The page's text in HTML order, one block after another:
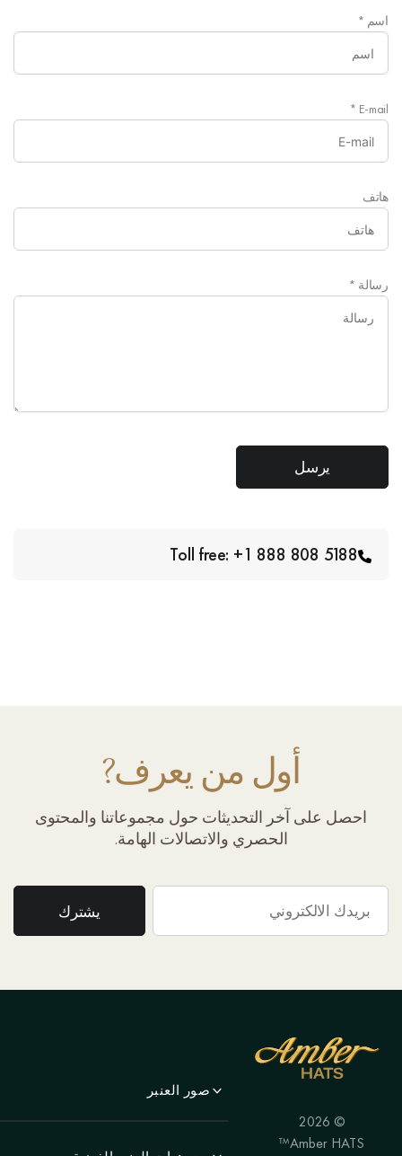
اسم *
E-mail
*
هاتف
رسالة *
Toll free: +1 888 808 5188
أول من يعرف?
احصل على آخر التحديثات حول مجموعاتنا والمحتوى
الحصري والاتصالات الهامة.
© 2026
Amber HATS™
صور العنبر
لَوحَة
منظر جمالي